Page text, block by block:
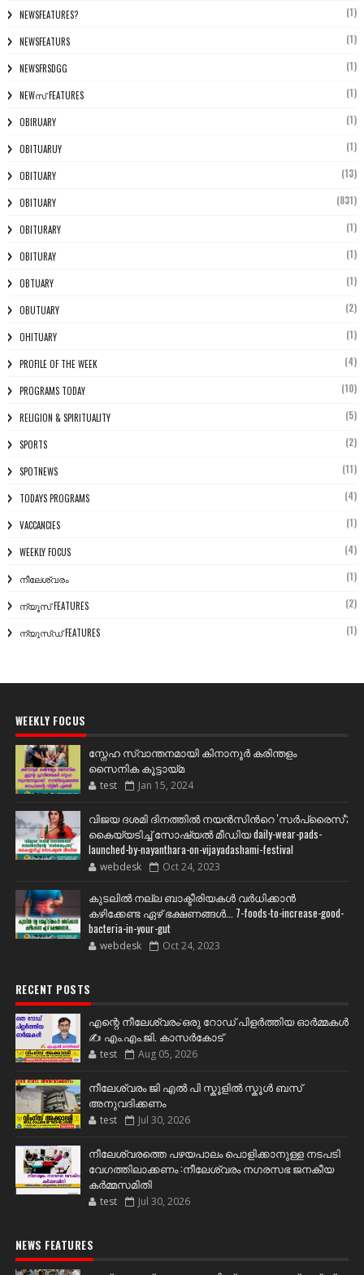
NEWSFEATURES? (1)
NEWSFEATURS (1)
NEWSFRSDGG (1)
NEWസ് FEATURES (1)
OBIRUARY (1)
OBITUARUY (1)
OBITUARY (13)
OBITUARY (831)
OBITURARY (1)
OBITURAY (1)
OBTUARY (1)
OBUTUARY (2)
OHITUARY (1)
PROFILE OF THE WEEK (4)
PROGRAMS TODAY (10)
RELIGION & SPIRITUALITY (5)
SPORTS (2)
SPOTNEWS (11)
TODAYS PROGRAMS (4)
VACCANCIES (1)
WEEKLY FOCUS (4)
നീലേശ്വരം (1)
ന്യൂസ് FEATURES (2)
ന്യൂസ്ഡ് FEATURES (1)
WEEKLY FOCUS
സ്നേഹ സ്വാന്തനമായി കിനാനൂർ കരിന്തളം
സൈനിക കൂട്ടായ്മ
test Jan 15, 2024
വിജയ ദശമി ദിനത്തില്‍ നയന്‍സിന്‍റെ 'സര്‍പ്രൈസ്';
കൈയ്യടിച്ച് സോഷ്യല്‍ മീഡിയ daily-wear-pads-
launched-by-nayanthara-on-vijayadashami-festival
webdesk Oct 24, 2023
കുടലിൽ നല്ല ബാക്ടീരിയകൾ വര്‍ധിക്കാന്‍
കഴിക്കേണ്ട ഏഴ് ഭക്ഷണങ്ങള്‍... 7-foods-to-increase-good-
bacteria-in-your-gut
webdesk Oct 24, 2023
RECENT POSTS
എന്റെ നീലേശ്വരം:ഒരു റോഡ് പിളർത്തിയ ഓർമ്മകൾ
✍️ എം.എം.ജി. കാസർകോട്
test Aug 05, 2026
നീലേശ്വരം ജി എൽ പി സ്കൂളിൽ സ്കൂൾ ബസ്
അനുവദിക്കണം
test Jul 30, 2026
നീലേശ്വരത്തെ പഴയപാലം പൊളിക്കാനുള്ള നടപടി
വേഗത്തിലാക്കണം :നീലേശ്വരം നഗരസഭ ജനകീയ
കർമ്മസമിതി
test Jul 30, 2026
NEWS FEATURES